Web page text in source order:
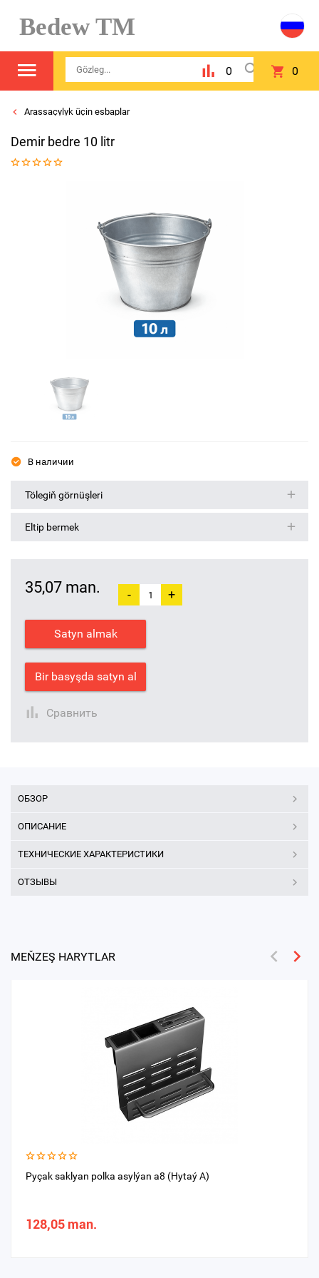
Bedew TM
0 0
Arassaçylyk üçin esbaplar
Demir bedre 10 litr
В наличии
Tölegiň görnüşleri
Eltip bermek
35,07 man. - +
Satyn almak
Bir basyşda satyn al
Сравнить
ОБЗОР
ОПИСАНИЕ
ТЕХНИЧЕСКИЕ ХАРАКТЕРИСТИКИ
ОТЗЫВЫ
MEŇZEŞ HARYTLAR
Pyçak saklyan polka asylýan a8 (Hytaý A)
128,05 man.